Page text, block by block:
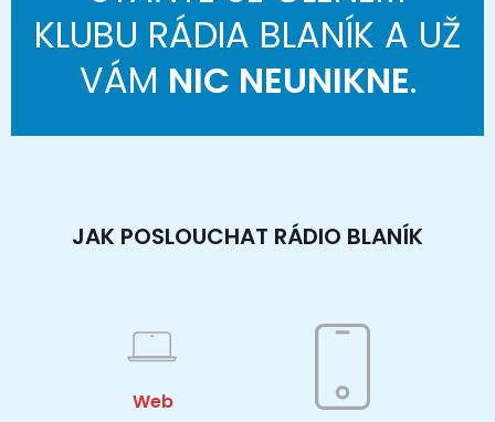
KLUBU RÁDIA BLANÍK A UŽ
VÁM NIC NEUNIKNE.
JAK POSLOUCHAT RÁDIO BLANÍK
Web